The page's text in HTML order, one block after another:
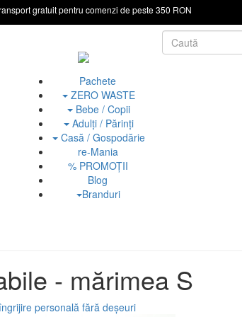
gratuit pentru comenzi de peste 350 RON
Pachete
ZERO WASTE
Bebe / Copii
Adulți / Părinți
Casă / Gospodărie
re-Mania
% PROMOȚII
Blog
Branduri
- mărimea S
personală fără deșeuri